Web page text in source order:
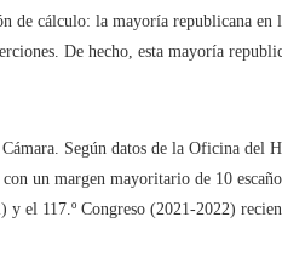
de cálculo: la mayoría republicana en
De hecho, esta mayoría
Según datos de la Oficina del
un margen mayoritario de 10
el 117.º Congreso (2021-2022)